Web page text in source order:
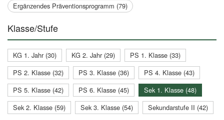
Ergänzendes Präventionsprogramm (79)
Klasse/Stufe
KG 1. Jahr (30) KG 2. Jahr (29)
PS 1. Klasse (33)
PS 2. Klasse (32)
PS 3. Klasse (36)
PS 4. Klasse (43)
PS 5. Klasse (42)
PS 6. Klasse (45)
Sek 1. Klasse (48)
Sek 2. Klasse (59)
Sek 3. Klasse (54) Sekundarstufe II (42)